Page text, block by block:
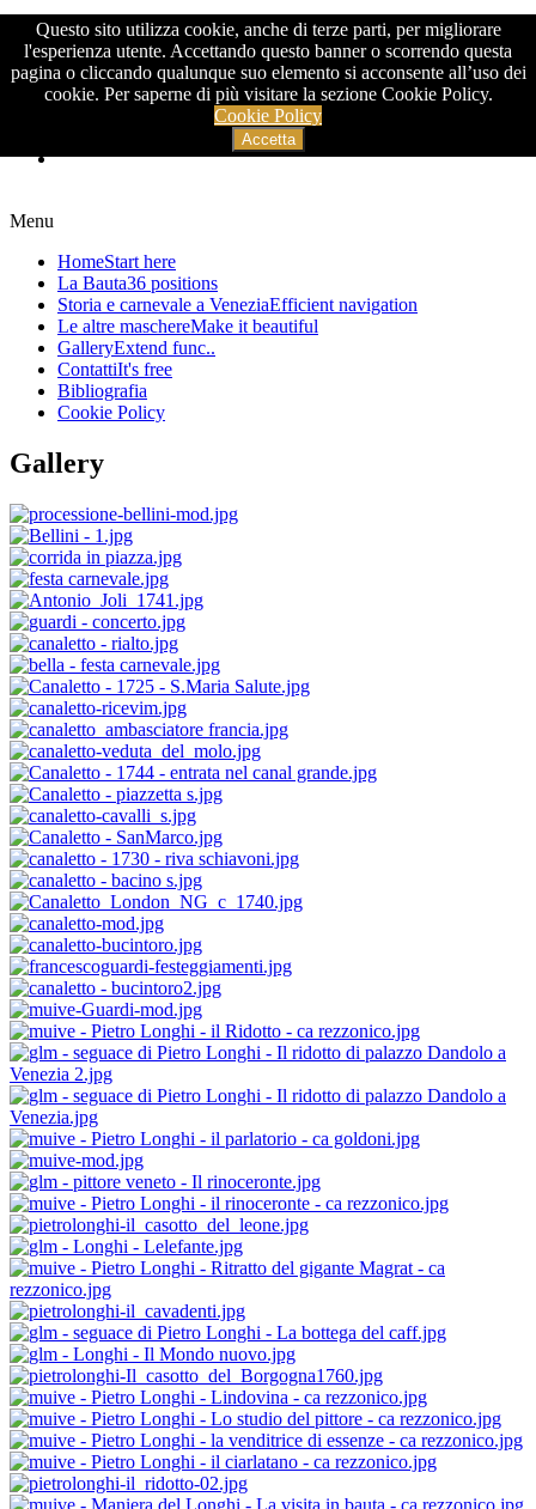
Questo sito utilizza cookie, anche di terze parti, per migliorare
l'esperienza utente. Accettando questo banner o scorrendo questa
pagina o cliccando qualunque suo elemento si acconsente all’uso dei
cookie. Per saperne di più visitare la sezione Cookie Policy.
Cookie Policy
Accetta
>
Menu
HomeStart here
La Bauta36 positions
Storia e carnevale a VeneziaEfficient navigation
Le altre maschereMake it beautiful
GalleryExtend func..
ContattiIt's free
Bibliografia
Cookie Policy
Gallery